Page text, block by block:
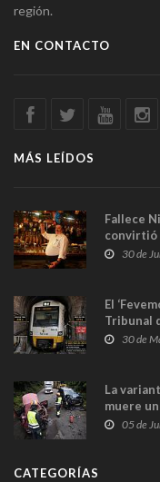
región.
EN CONTACTO
MÁS LEÍDOS
Fallece
convirtió
en30 de
El
Tribunal
30 de
La
muere
frontal
05 de
CATEGORÍAS